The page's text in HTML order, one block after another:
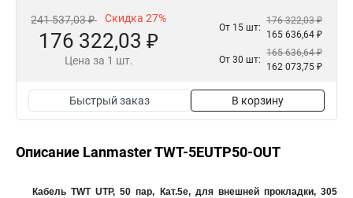
241 537,03 ₽ Скидка 27%
176 322,03 ₽
Цена за 1 шт.
От 15 шт:
176 322,03 ₽
165 636,64 ₽
От 30 шт:
165 636,64 ₽
162 073,75 ₽
Быстрый заказ В корзину
Описание Lanmaster TWT-5EUTP50-OUT
Кабель TWT UTP, 50 пар, Кат.5e, для внешней прокладки, 305